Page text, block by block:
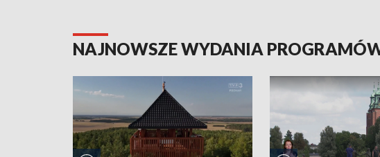
NAJNOWSZE WYDANIA